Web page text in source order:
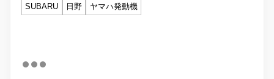
SUBARU
日野 ヤマハ発動機